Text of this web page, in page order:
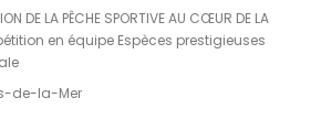
DE LA PÊCHE SPORTIVE AU CŒUR DE LA
en équipe Espèces prestigieuses
de-la-Mer